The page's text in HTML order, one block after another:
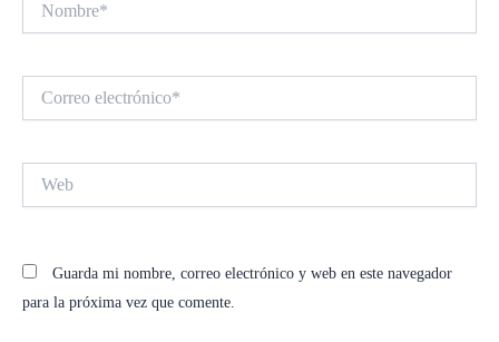
electrónico*
Guarda mi nombre, correo electrónico y web en este navegador
para la próxima vez que comente.